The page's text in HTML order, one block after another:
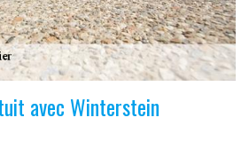
avec Winterstein